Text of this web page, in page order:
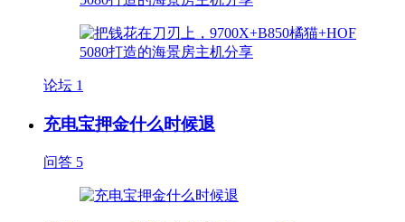
论坛 1
充电宝押金什么时候退
问答 5